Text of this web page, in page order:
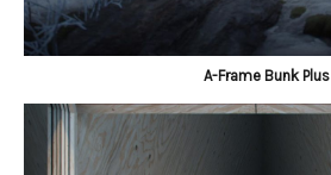
A-Frame Bunk Plus